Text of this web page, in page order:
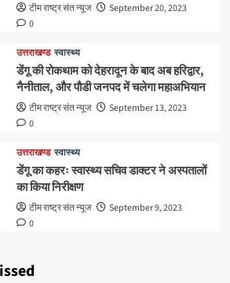
टीम राष्ट्र संत न्यूज
September 20, 2023
0
उत्तराखण्ड स्वास्थ्य
डेंगू की रोकथाम को देहरादून के बाद अब हरिद्वार,
नैनीताल, और पौडी जनपद में चलेगा महाअभियान
टीम राष्ट्र संत न्यूज
September 13, 2023
0
उत्तराखण्ड स्वास्थ्य
डेंगू का कहरः स्वास्थ्य सचिव डाक्टर ने अस्पतालों
का किया निरीक्षण
टीम राष्ट्र संत न्यूज
September 9, 2023
0